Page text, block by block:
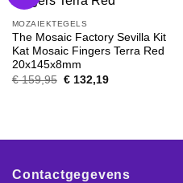
MOZAIEKTEGELS
The Mosaic Factory Sevilla Kit
Kat Mosaic Fingers Terra Red
20x145x8mm
€159,95 Oorspronkelijke
€132,19Huidige
Contactgegevens